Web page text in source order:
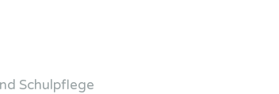
Schulpflege